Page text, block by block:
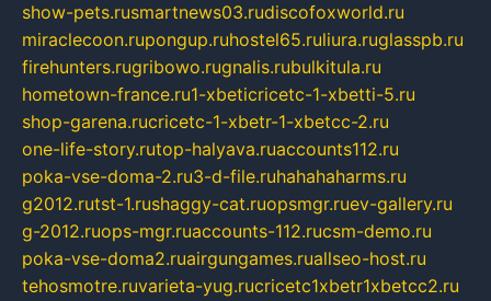
show-pets.rusmartnews03.rudiscofoxworld.ru
miraclecoon.rupongup.ruhostel65.ruliura.ruglasspb.ru
firehunters.rugribowo.rugnalis.rubulkitula.ru
hometown-france.ru1-xbeticricetc-1-xbetti-5.ru
shop-garena.rucricetc-1-xbetr-1-xbetcc-2.ru
one-life-story.rutop-halyava.ruaccounts112.ru
poka-vse-doma-2.ru3-d-file.ruhahahaharms.ru
g2012.rutst-1.rushaggy-cat.ruopsmgr.ruev-gallery.ru
g-2012.ruops-mgr.ruaccounts-112.rucsm-demo.ru
poka-vse-doma2.ruairgungames.ruallseo-host.ru
tehosmotre.ruvarieta-yug.rucricetc1xbetr1xbetcc2.ru